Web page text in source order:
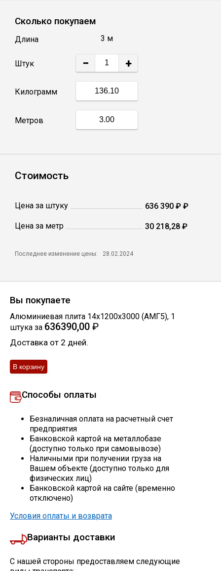
Катанка
Винтовые сваи
Сетка кладочная
Электроды
Проволока
Остальное
Нержавейка
Алюминиевый прокат
Сколько покупаем
Длина 3 м
Штук − +
Килограмм
Метров
Стоимость
Цена за штуку 636 390 ₽ ₽
Цена за метр 30 218,28 ₽
Последнее изменение цены: 28.02.2024
Вы покупаете
Алюминиевая плита 14х1200х3000 (АМГ5), 1
штука за 636390,00 ₽
Доставка от 2 дней.
Способы оплаты
Безналичная оплата на расчетный счет
предприятия
Банковской картой на металлобазе
(доступно только при самовывозе)
Наличными при получении груза на
Вашем объекте (доступно только для
физических лиц)
Банковской картой на сайте (временно
отключено)
Условия оплаты и возврата
Варианты доставки
С нашей стороны предоставляем следующие